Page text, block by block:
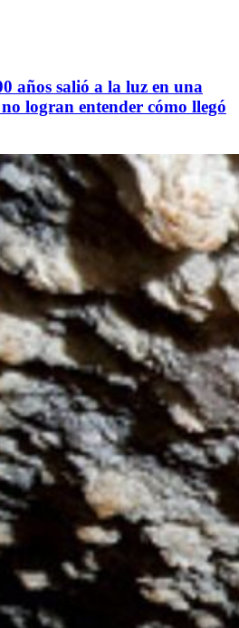
años salió a la luz en una
logran entender cómo llegó